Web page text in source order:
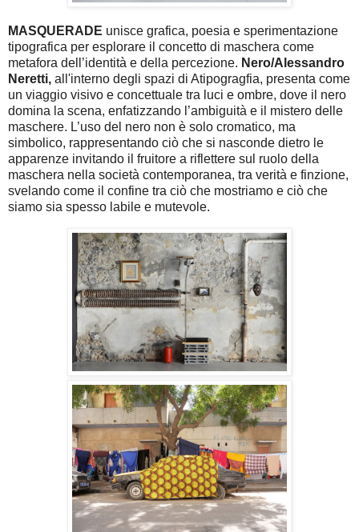
MASQUERADE unisce grafica, poesia e sperimentazione
tipografica per esplorare il concetto di maschera come
metafora dell’identità e della percezione. Nero/Alessandro
Neretti, all'interno degli spazi di Atipogragfia, presenta come
un viaggio visivo e concettuale tra luci e ombre, dove il nero
domina la scena, enfatizzando l’ambiguità e il mistero delle
maschere. L’uso del nero non è solo cromatico, ma
simbolico, rappresentando ciò che si nasconde dietro le
apparenze invitando il fruitore a riflettere sul ruolo della
maschera nella società contemporanea, tra verità e finzione,
svelando come il confine tra ciò che mostriamo e ciò che
siamo sia spesso labile e mutevole.